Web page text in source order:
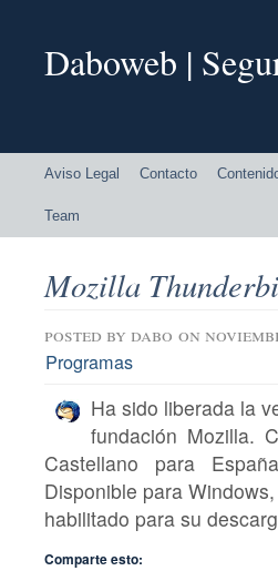
Daboweb |
Aviso Legal Contacto
Team
Mozilla
posted by dabo on
Programas
Ha sido liberada la
fundación Mozilla.
Castellano para
Disponible para
habilitado para su
Comparte esto: